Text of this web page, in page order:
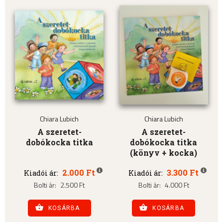
Chiara Lubich
A szeretet-
dobókocka titka
Kiadói ár: 2.000 Ft
Bolti ár: 2.500 Ft
KOSÁRBA
Chiara Lubich
A szeretet-
dobókocka titka
(könyv + kocka)
Kiadói ár: 3.300 Ft
Bolti ár: 4.000 Ft
KOSÁRBA